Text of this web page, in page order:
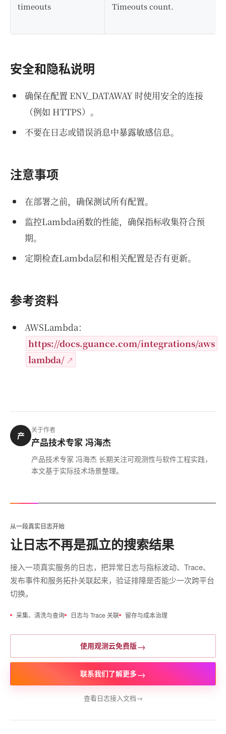
timeouts Timeouts count.
安全和隐私说明
确保在配置 ENV_DATAWAY 时使用安全的连接
（例如 HTTPS）。
不要在日志或错误消息中暴露敏感信息。
注意事项
在部署之前，确保测试所有配置。
监控Lambda函数的性能，确保指标收集符合预
期。
定期检查Lambda层和相关配置是否有更新。
参考资料
AWSLambda：
https://docs.guance.com/integrations/aws
lambda/
产
关于作者
产品技术专家 冯海杰
产品技术专家 冯海杰 长期关注可观测性与软件工程实践，
本文基于实际技术场景整理。
从一段真实日志开始
让日志不再是孤立的搜索结果
接入一项真实服务的日志，把异常日志与指标波动、Trace、
发布事件和服务拓扑关联起来，验证排障是否能少一次跨平台
切换。
采集、清洗与查询 日志与 Trace 关联 留存与成本治理
使用观测云免费版→
联系我们了解更多→
查看日志接入文档→